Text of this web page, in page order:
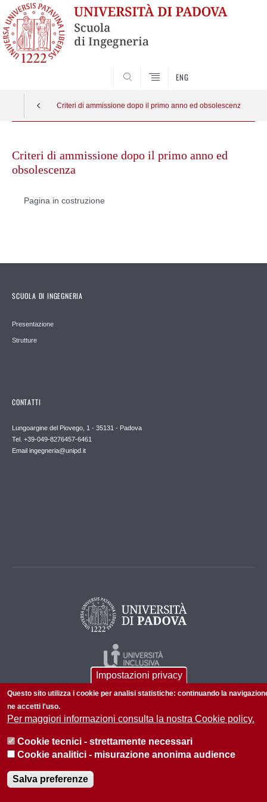
ENG
Criteri di ammissione dopo il primo anno ed obsolescenza
contentCriteri di ammissione dopo il primo anno ed
obsolescenza
Pagina in costruzione
SCUOLA DI INGEGNERIA
Presentazione
Strutture
CONTATTI
Lungoargine del Piovego, 1 - 35131 - Padova
Tel. +39-049-8276457-6461
Email ingegneria@unipd.it
© 2026 Università di Padova - Tutti i diritti riservati
Impostazioni privacy
Questo sito utilizza i cookie per analisi statistiche: continuando la
ne accetti l'uso.
Per maggiori informazioni consulta la nostra Cookie policy.
Cookie tecnici - strettamente necessari
Cookie analitici - misurazione anonima audience
Salva preferenze